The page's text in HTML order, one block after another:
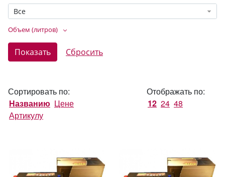
Все
Объем (литров)
Сортировать по:
Названию Цене
Артикулу
Отображать по:
12 24 48